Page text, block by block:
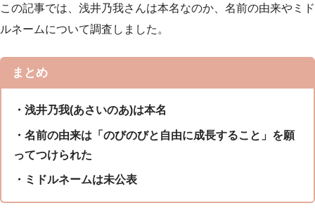
この記事では、浅井乃我さんは本名なのか、名前の由来やミド
ルネームについて調査しました。
まとめ
・浅井乃我(あさいのあ)は本名
・名前の由来は「のびのびと自由に成長すること」を願
ってつけられた
・ミドルネームは未公表